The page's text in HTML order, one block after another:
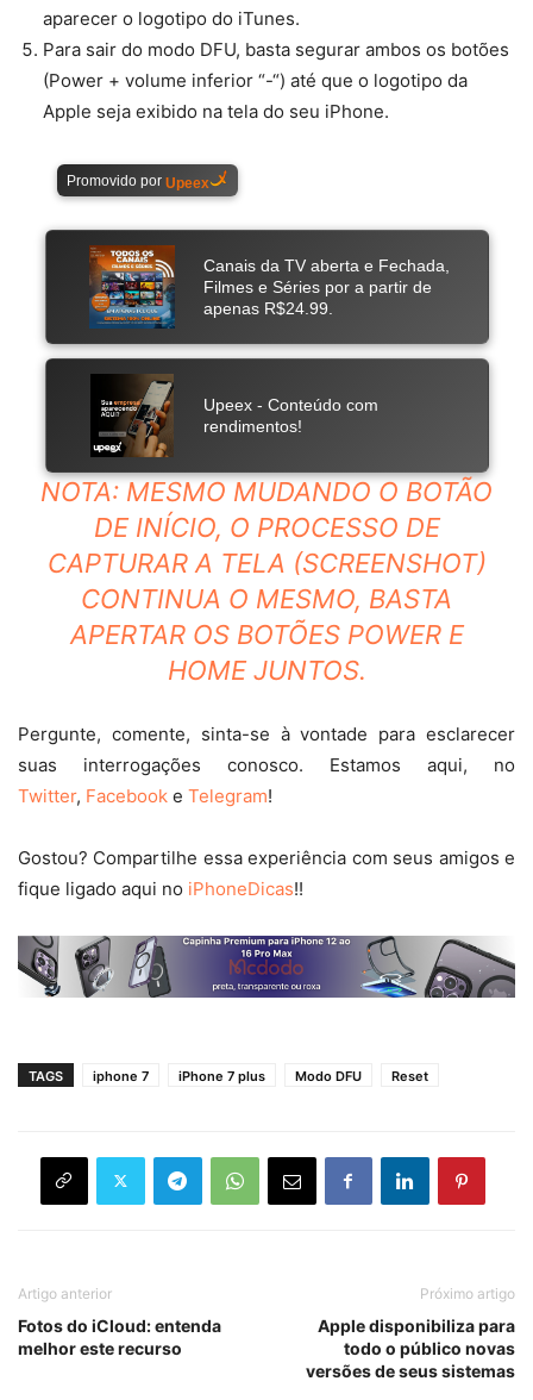
aparecer o logotipo do iTunes.
Para sair do modo DFU, basta segurar ambos os botões
(Power + volume inferior “-“) até que o logotipo da
Apple seja exibido na tela do seu iPhone.
NOTA: MESMO MUDANDO O BOTÃO
DE INÍCIO, O PROCESSO DE
CAPTURAR A TELA (SCREENSHOT)
CONTINUA O MESMO, BASTA
APERTAR OS BOTÕES POWER E
HOME JUNTOS.
Pergunte, comente, sinta-se à vontade para esclarecer
suas interrogações conosco. Estamos aqui, no
Twitter, Facebook e Telegram!
Gostou? Compartilhe essa experiência com seus amigos e
fique ligado aqui no iPhoneDicas!!
TAGS iphone 7 iPhone 7 plus Modo DFU Reset
Artigo anterior
Fotos do iCloud: entenda
melhor este recurso
Próximo artigo
Apple disponibiliza para
todo o público novas
versões de seus sistemas